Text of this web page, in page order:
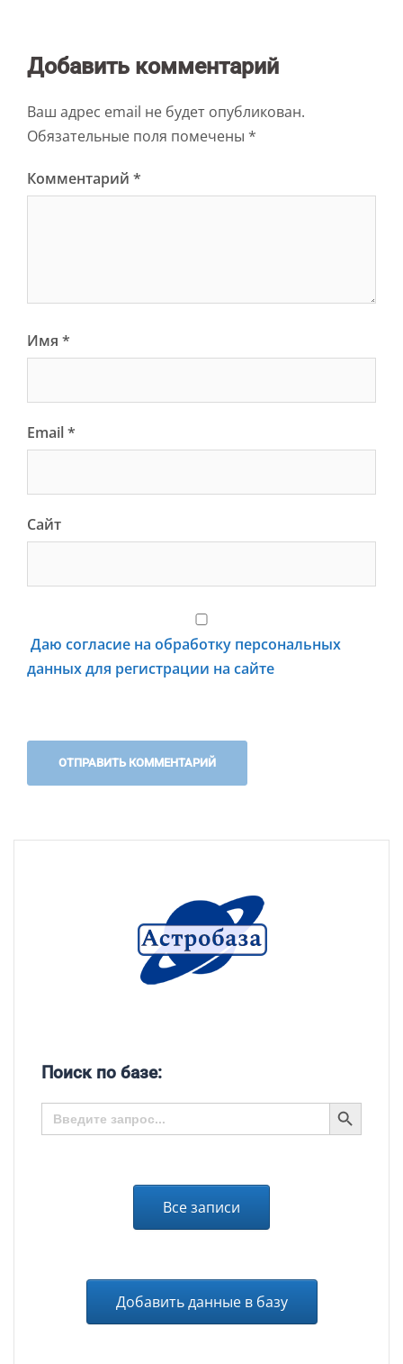
Добавить комментарий
Ваш адрес email не будет опубликован.
Обязательные поля помечены *
Комментарий *
Имя *
Email*
Сайт
Даю согласие на обработку персональных
данных для регистрации на сайте
Поиск по базе:
Search
for:
SEARCH BUTTON
Все записи
Добавить данные в базу